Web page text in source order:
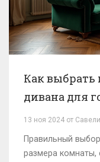
Как
дивана для
13 ноя 2024 от
Правильный
размера комнаты,